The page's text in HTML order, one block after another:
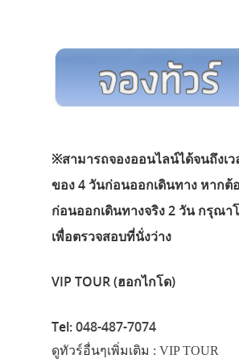
※สามารถจองออนไลน์ได้จนถึงเว
ของ 4 วันก่อนออกเดินทาง หากต้
ก่อนออกเดินทางจริง 2 วัน กรุณา
เพื่อตรวจสอบที่นั่งว่าง
VIP TOUR (ฮอกไกโด)
Tel:048-487-7074
ดูทัวร์อื่นๆเพิ่มเติม : VIP TOUR